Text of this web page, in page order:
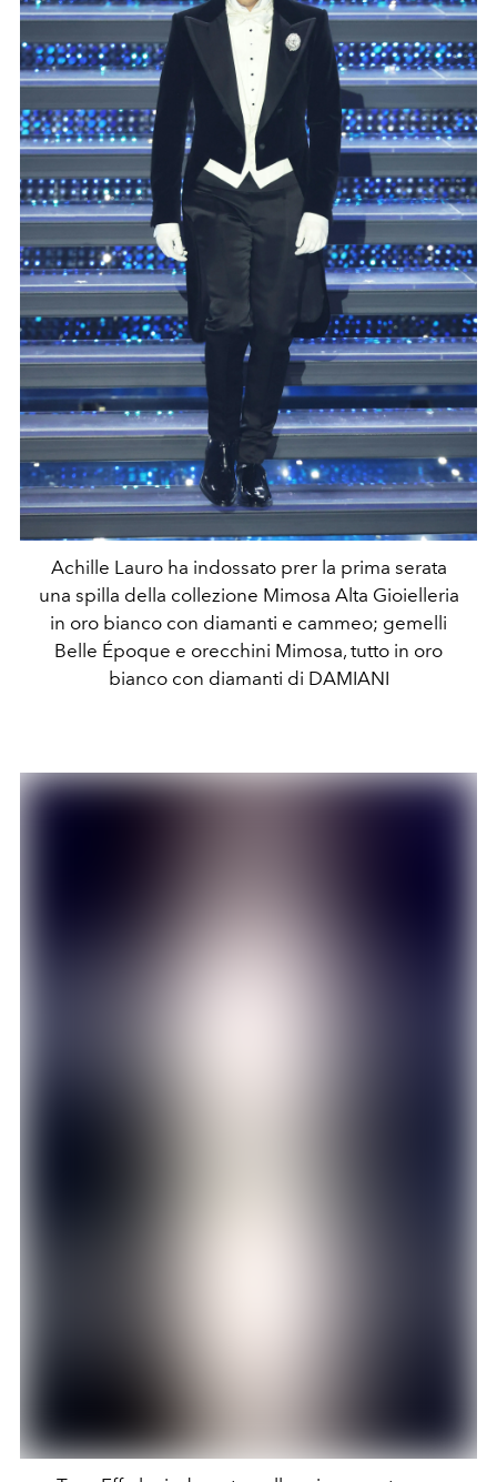
Achille Lauro ha indossato prer la prima serata
una spilla della collezione Mimosa Alta Gioielleria
in oro bianco con diamanti e cammeo; gemelli
Belle Époque e orecchini Mimosa, tutto in oro
bianco con diamanti di DAMIANI